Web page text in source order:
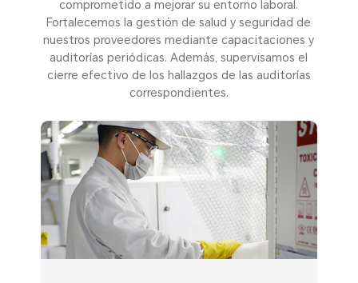
comprometido a mejorar su entorno laboral.
Fortalecemos la gestión de salud y seguridad de
nuestros proveedores mediante capacitaciones y
auditorías periódicas. Además, supervisamos el
cierre efectivo de los hallazgos de las auditorías
correspondientes.